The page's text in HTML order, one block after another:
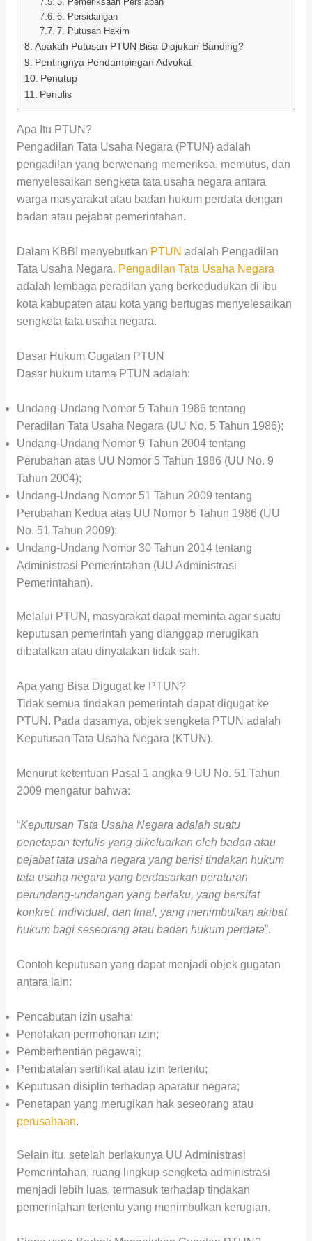
6. Persidangan
7. Putusan Hakim
Apakah Putusan PTUN Bisa Diajukan Banding?
Pentingnya Pendampingan Advokat
Penutup
Penulis
Apa Itu PTUN?
Pengadilan Tata Usaha Negara (PTUN) adalah
pengadilan yang berwenang memeriksa, memutus, dan
menyelesaikan sengketa tata usaha negara antara
warga masyarakat atau badan hukum perdata dengan
badan atau pejabat pemerintahan.
Dalam KBBI menyebutkan PTUN adalah Pengadilan
Tata Usaha Negara. Pengadilan Tata Usaha Negara
adalah lembaga peradilan yang berkedudukan di ibu
kota kabupaten atau kota yang bertugas menyelesaikan
sengketa tata usaha negara.
Dasar Hukum Gugatan PTUN
Dasar hukum utama PTUN adalah:
Undang-Undang Nomor 5 Tahun 1986 tentang
Peradilan Tata Usaha Negara (UU No. 5 Tahun 1986);
Undang-Undang Nomor 9 Tahun 2004 tentang
Perubahan atas UU Nomor 5 Tahun 1986 (UU No. 9
Tahun 2004);
Undang-Undang Nomor 51 Tahun 2009 tentang
Perubahan Kedua atas UU Nomor 5 Tahun 1986 (UU
No. 51 Tahun 2009);
Undang-Undang Nomor 30 Tahun 2014 tentang
Administrasi Pemerintahan (UU Administrasi
Pemerintahan).
Melalui PTUN, masyarakat dapat meminta agar suatu
keputusan pemerintah yang dianggap merugikan
dibatalkan atau dinyatakan tidak sah.
Apa yang Bisa Digugat ke PTUN?
Tidak semua tindakan pemerintah dapat digugat ke
PTUN. Pada dasarnya, objek sengketa PTUN adalah
Keputusan Tata Usaha Negara (KTUN).
Menurut ketentuan Pasal 1 angka 9 UU No. 51 Tahun
2009 mengatur bahwa:
“Keputusan Tata Usaha Negara adalah suatu
penetapan tertulis yang dikeluarkan oleh badan atau
pejabat tata usaha negara yang berisi tindakan hukum
tata usaha negara yang berdasarkan peraturan
perundang-undangan yang berlaku, yang bersifat
konkret, individual, dan final, yang menimbulkan akibat
hukum bagi seseorang atau badan hukum perdata”.
Contoh keputusan yang dapat menjadi objek gugatan
antara lain:
Pencabutan izin usaha;
Penolakan permohonan izin;
Pemberhentian pegawai;
Pembatalan sertifikat atau izin tertentu;
Keputusan disiplin terhadap aparatur negara;
Penetapan yang merugikan hak seseorang atau
perusahaan.
Selain itu, setelah berlakunya UU Administrasi
Pemerintahan, ruang lingkup sengketa administrasi
menjadi lebih luas, termasuk terhadap tindakan
pemerintahan tertentu yang menimbulkan kerugian.